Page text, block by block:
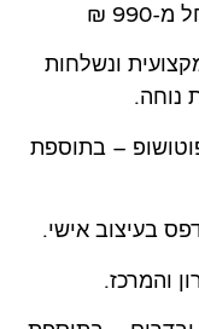
990 ₪
ונשלחות
נוחה.
– בתוספת
בעיצוב אישי.
והמרכז.